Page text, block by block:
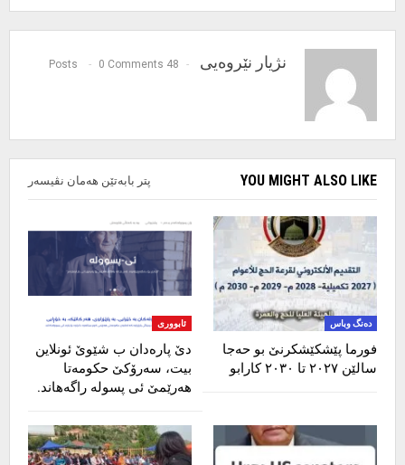
نژیار نێروەیی 48 Posts
0 Comments
YOU MIGHT ALSO LIKE پتر بابەتێن هەمان نڤیسەر
دەنگ وباس
فورما پێشکێشکرنێ بو ‌حەجا
سالێن ٢٠٢٧ تا ٢٠٣٠ کارابو
ئابووری
دێ پارەدان ب شێوێ ئونلاین
بیت، سەرۆکێ حکومەتا
هەرێمێ ئی پسولە راگەهاند.